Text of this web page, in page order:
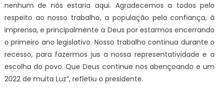
nenhum de nós estaria aqui. Agradecemos a todos pelo
respeito ao nosso trabalho, a população pela confiança, à
imprensa, e principalmente a Deus por estarmos encerrando
o primeiro ano legislativo. Nosso trabalho continua durante o
recesso, para fazermos jus a nossa representatividade e a
escolha do povo. Que Deus continue nos abençoando e um
2022 de muita Luz”, refletiu o presidente.